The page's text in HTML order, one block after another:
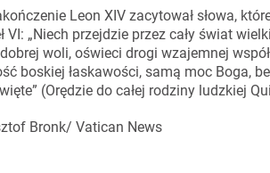
Leon XIV zacytował słowa,
VI: „Niech przejdzie przez cały świat
woli, oświeci drogi wzajemnej
boskiej łaskawości, samą moc Boga,
(Orędzie do całej rodziny ludzkiej
Bronk/ Vatican News